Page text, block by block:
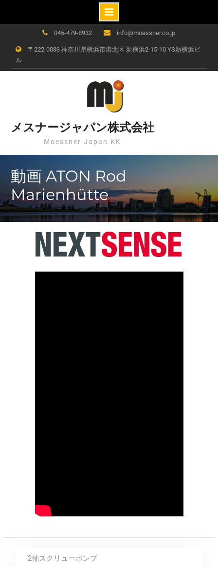
content
045-479-8932 info@moessner.co.jp
〒222-0033 神奈川県横浜市港北区 新横浜2-15-10 YS新横浜ビ
ル
メスナージャパン株式会社
Moessner Japan KK
動画 ATON Rod
Marienhütte
2軸スクリューポンプ